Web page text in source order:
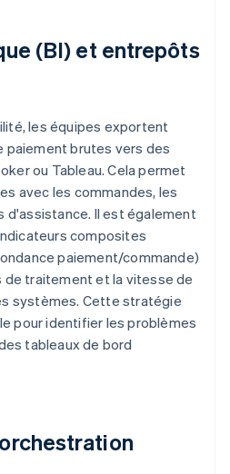
(BI) et entrepôts
les équipes exportent
paiement brutes vers des
ou Tableau. Cela permet
avec les commandes, les
d'assistance. Il est également
composites
paiement/commande)
de traitement et la vitesse de
systèmes. Cette stratégie
pour identifier les problèmes
tableaux de bord